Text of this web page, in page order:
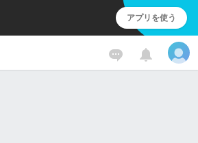
アプリを使う